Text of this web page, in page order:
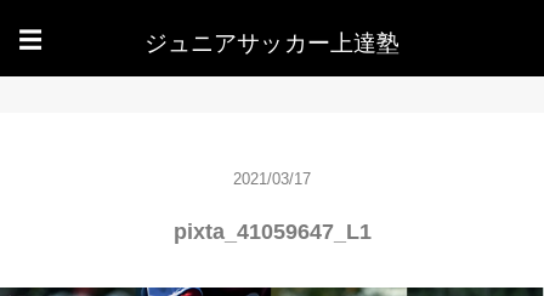
☰ ジュニアサッカー上達塾
2021/03/17
pixta_41059647_L1